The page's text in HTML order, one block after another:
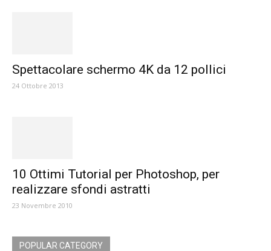
Spettacolare schermo 4K da 12 pollici
24 Ottobre 2013
10 Ottimi Tutorial per Photoshop, per
realizzare sfondi astratti
23 Novembre 2010
POPULAR CATEGORY